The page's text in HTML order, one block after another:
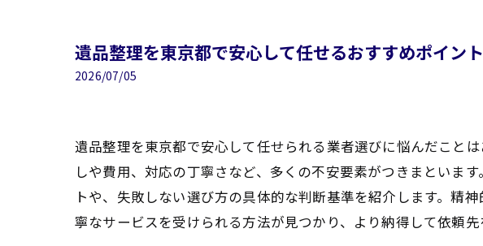
遺品整理を東京都で安心して任せるおすすめポイン
2026/07/05
遺品整理を東京都で安心して任せられる業者選びに悩んだこと
しや費用、対応の丁寧さなど、多くの不安要素がつきまといま
トや、失敗しない選び方の具体的な判断基準を紹介します。精
寧なサービスを受けられる方法が見つかり、より納得して依頼